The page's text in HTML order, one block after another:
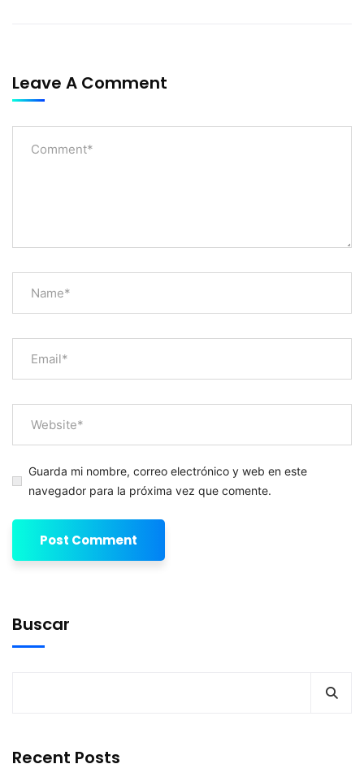
Leave A Comment
Guarda mi nombre, correo electrónico y web en este
navegador para la próxima vez que comente.
Buscar
Recent Posts